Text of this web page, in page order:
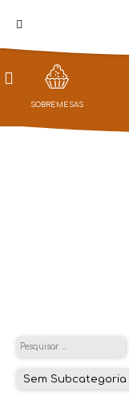
PROMOÇÕES
LOJA
SOBREMESAS